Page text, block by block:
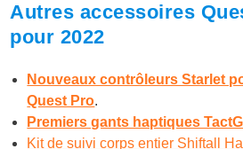
Autres accessoires
pour 2022
Nouveaux contrôleurs Starlet
Quest Pro.
Premiers gants haptiques
Kit de suivi corps entier Shiftall